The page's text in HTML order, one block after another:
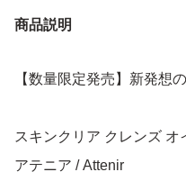
商品説明
【数量限定発売】新発想
スキンクリア クレンズ オ
アテニア / Attenir